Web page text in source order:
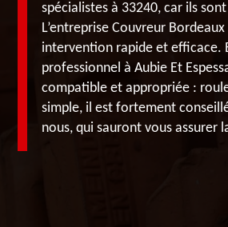
spécialistes à 33240, car ils
L’entreprise Couvreur
intervention rapide et efficace.
professionnel à Aubie Et
compatible et appropriée :
simple, il est fortement
nous, qui sauront vous assurer